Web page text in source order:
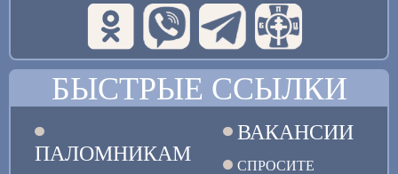
БЫСТРЫЕ ССЫЛКИ
ПАЛОМНИКАМ
ВАКАНСИИ
СПРОСИТЕ